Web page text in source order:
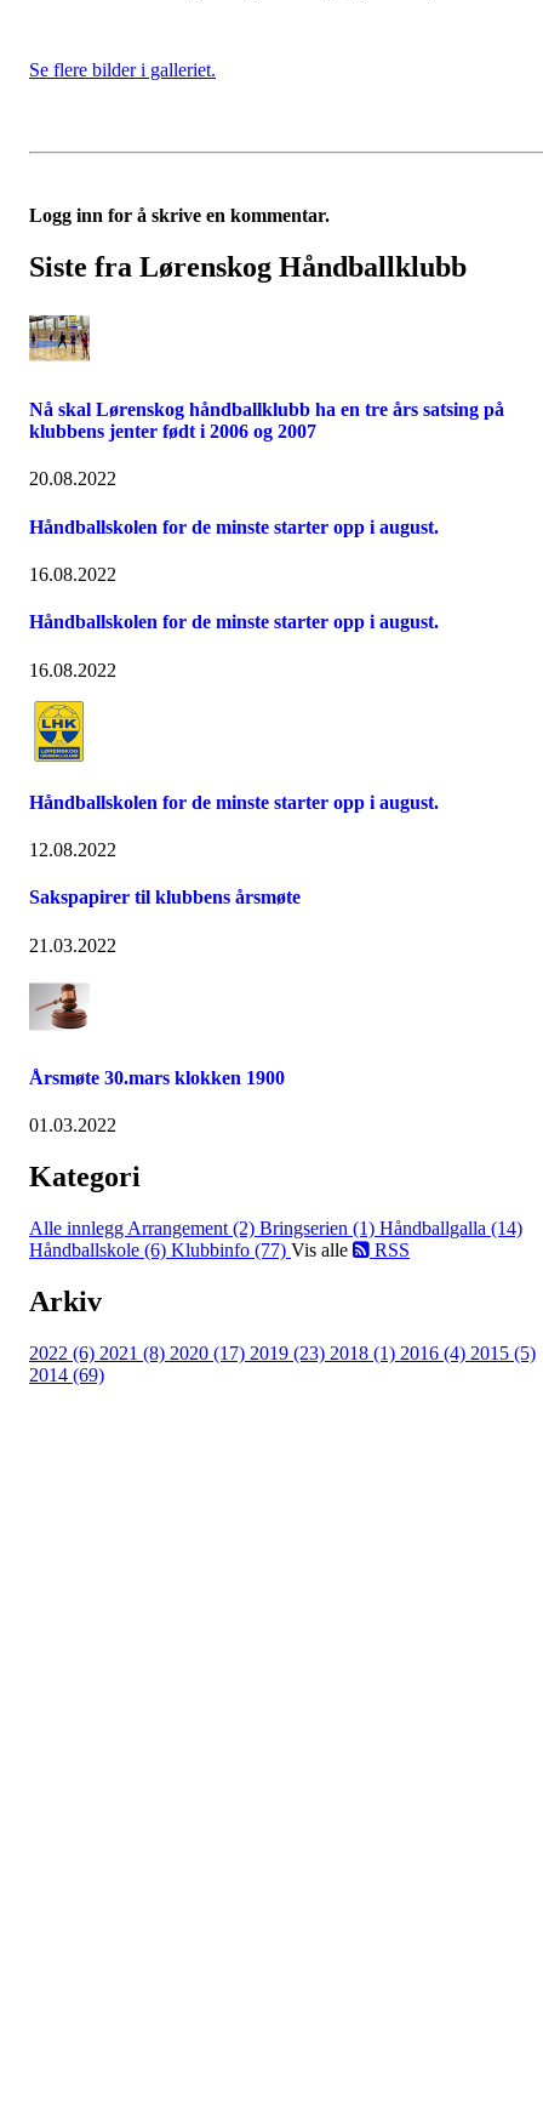
Se flere bilder i galleriet.
Logg inn for å skrive en kommentar.
Siste fra Lørenskog Håndballklubb
Nå skal Lørenskog håndballklubb ha en tre års satsing på
klubbens jenter født i 2006 og 2007
20.08.2022
Håndballskolen for de minste starter opp i august.
16.08.2022
Håndballskolen for de minste starter opp i august.
16.08.2022
Håndballskolen for de minste starter opp i august.
12.08.2022
Sakspapirer til klubbens årsmøte
21.03.2022
Årsmøte 30.mars klokken 1900
01.03.2022
Kategori
Alle innlegg Arrangement (2) Bringserien (1) Håndballgalla (14)
Håndballskole (6) Klubbinfo (77) Vis alle RSS
Arkiv
2022 (6) 2021 (8) 2020 (17) 2019 (23) 2018 (1) 2016 (4) 2015 (5)
2014 (69)